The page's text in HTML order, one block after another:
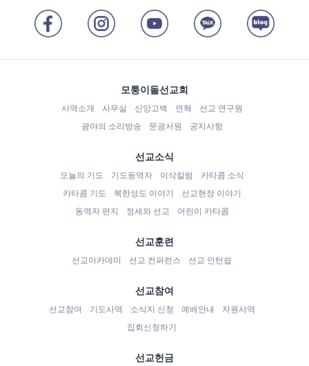
모퉁이돌선교회
사역소개 사무실 신앙고백 연혁
선교 연구원
광야의 소리방송
문광서원 공지사항
선교소식
오늘의 기도 기도동역자 이삭칼럼
카타콤 소식
카타콤 기도
북한성도 이야기
선교현장 이야기
동역자 편지
정세와 선교 어린이 카타콤
선교훈련
선교아카데미 선교 컨퍼런스 선교 인턴쉽
선교참여
선교참여 기도사역 소식지 신청 예배안내
자원사역
집회신청하기
선교헌금